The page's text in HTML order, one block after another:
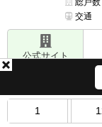
1
交通
公式サイト
サンウッド上用賀三
所在地